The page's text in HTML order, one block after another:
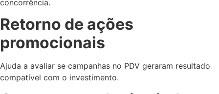
concorrência.
Retorno de ações
promocionais
Ajuda a avaliar se campanhas no PDV geraram resultado
compatível com o investimento.